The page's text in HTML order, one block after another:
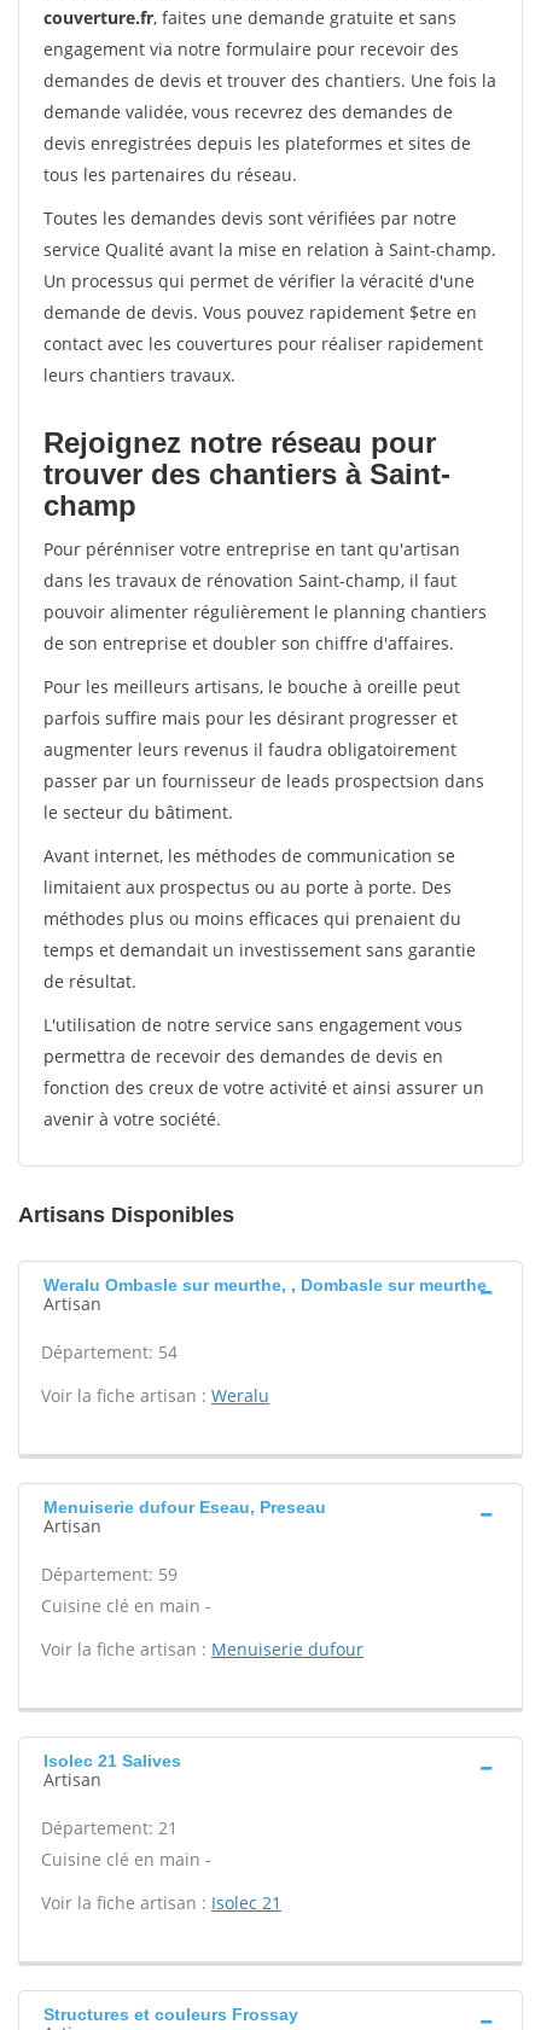
couverture.fr, faites une demande gratuite et sans
engagement via notre formulaire pour recevoir des
demandes de devis et trouver des chantiers. Une fois la
demande validée, vous recevrez des demandes de
devis enregistrées depuis les plateformes et sites de
tous les partenaires du réseau.
Toutes les demandes devis sont vérifiées par notre
service Qualité avant la mise en relation à Saint-champ.
Un processus qui permet de vérifier la véracité d'une
demande de devis. Vous pouvez rapidement $etre en
contact avec les couvertures pour réaliser rapidement
leurs chantiers travaux.
Rejoignez notre réseau pour
trouver des chantiers à Saint-
champ
Pour pérénniser votre entreprise en tant qu'artisan
dans les travaux de rénovation Saint-champ, il faut
pouvoir alimenter régulièrement le planning chantiers
de son entreprise et doubler son chiffre d'affaires.
Pour les meilleurs artisans, le bouche à oreille peut
parfois suffire mais pour les désirant progresser et
augmenter leurs revenus il faudra obligatoirement
passer par un fournisseur de leads prospectsion dans
le secteur du bâtiment.
Avant internet, les méthodes de communication se
limitaient aux prospectus ou au porte à porte. Des
méthodes plus ou moins efficaces qui prenaient du
temps et demandait un investissement sans garantie
de résultat.
L'utilisation de notre service sans engagement vous
permettra de recevoir des demandes de devis en
fonction des creux de votre activité et ainsi assurer un
avenir à votre société.
Artisans Disponibles
Weralu Ombasle sur meurthe, , Dombasle sur meurthe
Artisan
Département: 54
Voir la fiche artisan : Weralu
Menuiserie dufour Eseau, Preseau
Artisan
Département: 59
Cuisine clé en main -
Voir la fiche artisan : Menuiserie dufour
Isolec 21 Salives
Artisan
Département: 21
Cuisine clé en main -
Voir la fiche artisan : Isolec 21
Structures et couleurs Frossay